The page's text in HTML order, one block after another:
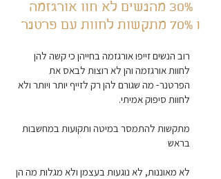
30% מהנשים לא חוו אורגזמה
ו 70% מתקשות לחוות עם פרטנר
רוב הנשים זייפו אורגזמה בחייהן כי קשה להן
לחוות אורגזמה והן לא רוצות לבאס את
הפרטנר- מה שגורם להן רק לזייף יותר ויותר ולא
לחוות סיפוק אמיתי.
מתקשות להתמסר במיטה ותקועות במחשבות
בראש
לא מאוננות, לא נוגעות בעצמן ולא מגלות מה הן